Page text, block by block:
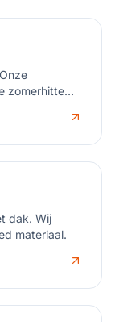
zomerhitte
dak. Wij
materiaal.